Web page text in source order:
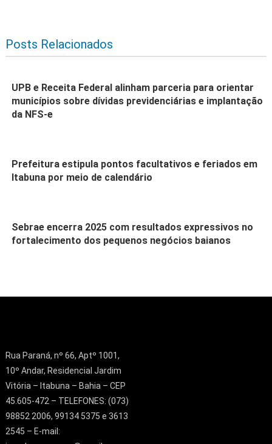
Posts Relacionados
UPB e Receita Federal alinham parceria para orientar
municípios sobre dívidas previdenciárias e implantação
da NFS-e
Prefeitura estipula pontos facultativos e feriados em
Itabuna por meio de calendário
Sebrae encerra 2025 com resultados expressivos no
fortalecimento dos pequenos negócios baianos
Rua Paraná, nº 66, Aptº 1001,
10º Andar, Residencial Jardim
Vitória – Itabuna – Bahia – CEP
45.605-472 – TELEFONES: (073)
98852 2006, 99134 5375 e 3613
2545 – E-mail: